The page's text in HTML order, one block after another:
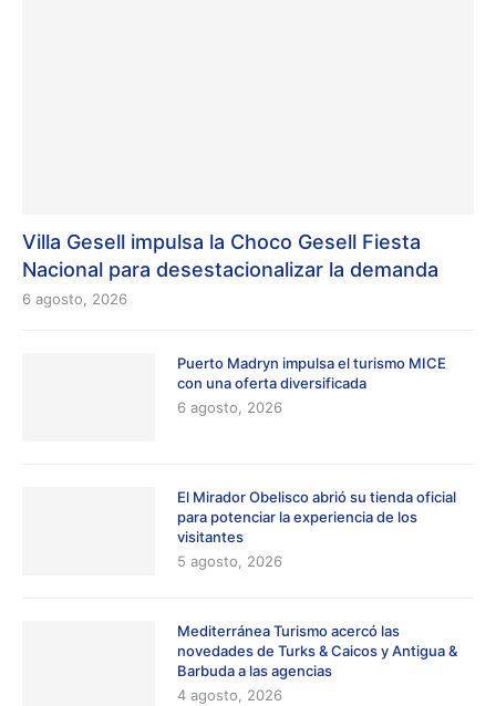
Villa Gesell impulsa la Choco Gesell Fiesta
Nacional para desestacionalizar la demanda
6 agosto, 2026
Puerto Madryn impulsa el turismo MICE
con una oferta diversificada
6 agosto, 2026
El Mirador Obelisco abrió su tienda oficial
para potenciar la experiencia de los
visitantes
5 agosto, 2026
Mediterránea Turismo acercó las
novedades de Turks & Caicos y Antigua &
Barbuda a las agencias
4 agosto, 2026